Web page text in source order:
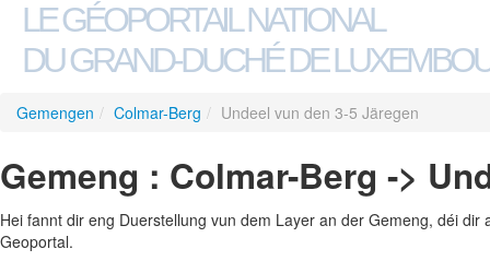
LE GÉOPORTAIL NATIONAL
DU GRAND-DUCHÉ DE
Gemengen / Colmar-Berg / Undeel vun den 3-5 Järegen
Gemeng : Colmar-Berg ->
Hei fannt dir eng Duerstellung vun dem Layer an der Gemeng, déi
Geoportal.